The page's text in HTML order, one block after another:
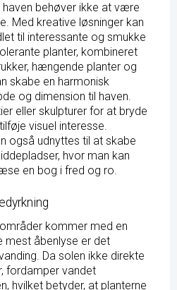
behøver ikke at være
Med kreative løsninger kan
til interessante og smukke
planter, kombineret
hængende planter og
skabe en harmonisk
og dimension til haven.
eller skulpturer for at bryde
visuel interesse.
også udnyttes til at skabe
hvor man kan
en bog i fred og ro.
kommer med en
mest åbenlyse er det
Da solen ikke direkte
fordamper vandet
hvilket betyder, at planterne